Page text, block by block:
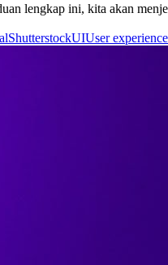
lengkap ini, kita akan
ShutterstockUIUser